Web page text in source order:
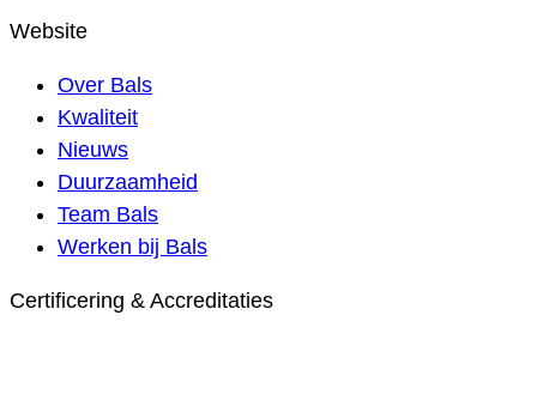
Website
Over Bals
Kwaliteit
Nieuws
Duurzaamheid
Team Bals
Werken bij Bals
Certificering & Accreditaties